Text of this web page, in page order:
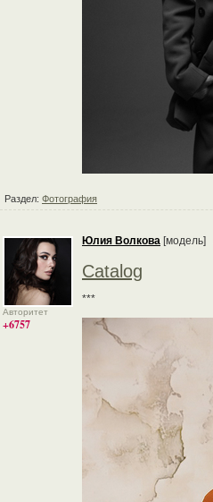
Раздел: Фотография
Авторитет
+6757
Юлия Волкова [модель]
Catalog
***